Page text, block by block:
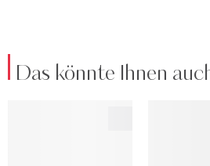
Das könnte Ihnen